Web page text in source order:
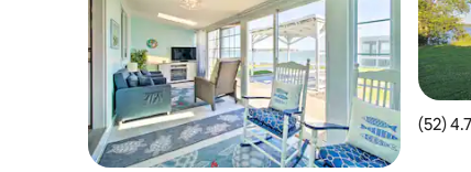
4.75 من 5، 52 مراجعات4.75